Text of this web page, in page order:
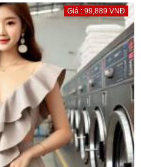
Giá : 99,889 VNĐ